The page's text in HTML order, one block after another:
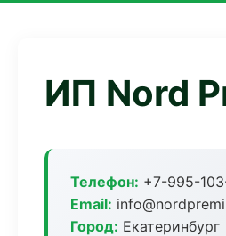
ИП Nord
Телефон: +7-995-
Email:
Город: Екатеринбург